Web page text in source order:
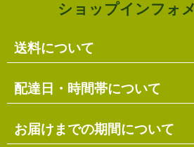
ショップインフォ
送料について
単品のみの場合
各商品に記載の送料となります。
複数商品の場合
配達日・時間帯について
配達日・配達時間帯のご指定は出
お届けまでの期間について